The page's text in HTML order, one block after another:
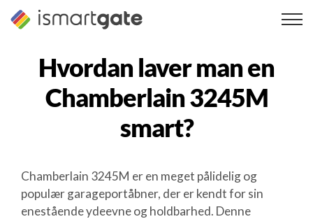
Spring
Hvordan laver man en
Chamberlain 3245M
smart?
Chamberlain 3245M er en meget pålidelig og
populær garageportåbner, der er kendt for sin
enestående ydeevne og holdbarhed. Denne